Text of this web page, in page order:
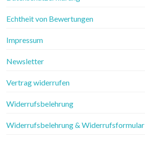
Echtheit von Bewertungen
Impressum
Newsletter
Vertrag widerrufen
Widerrufsbelehrung
Widerrufsbelehrung & Widerrufsformular